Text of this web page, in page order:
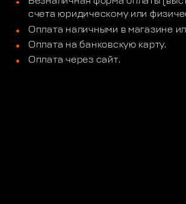
счета юридическому или
Оплата наличными в магазине
Оплата на банковскую карту.
Оплата через сайт.